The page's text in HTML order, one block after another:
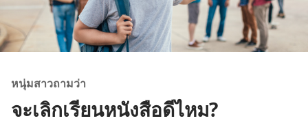
หนุ่ม​สาว​ถาม​ว่า
จะเลิกเรียนหนังสือดีไหม?